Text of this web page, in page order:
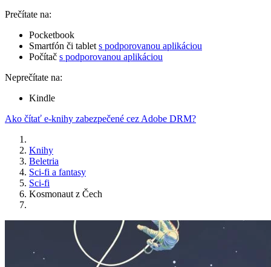
Prečítate na:
Pocketbook
Smartfón či tablet s podporovanou aplikáciou
Počítač s podporovanou aplikáciou
Neprečítate na:
Kindle
Ako čítať e-knihy zabezpečené cez Adobe DRM?
Knihy
Beletria
Sci-fi a fantasy
Sci-fi
Kosmonaut z Čech